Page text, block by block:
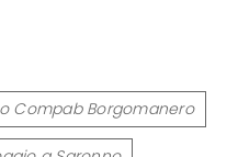
Compab Borgomanero